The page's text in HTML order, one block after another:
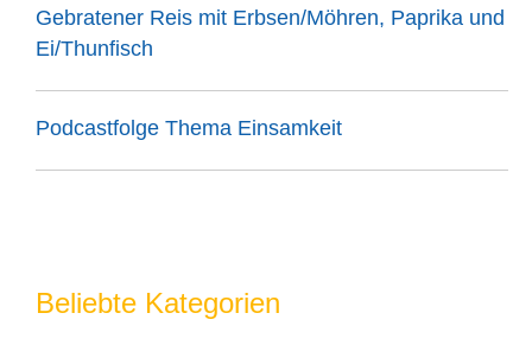
Gebratener Reis mit Erbsen/Möhren, Paprika und
Ei/Thunfisch
Podcastfolge Thema Einsamkeit
Beliebte Kategorien